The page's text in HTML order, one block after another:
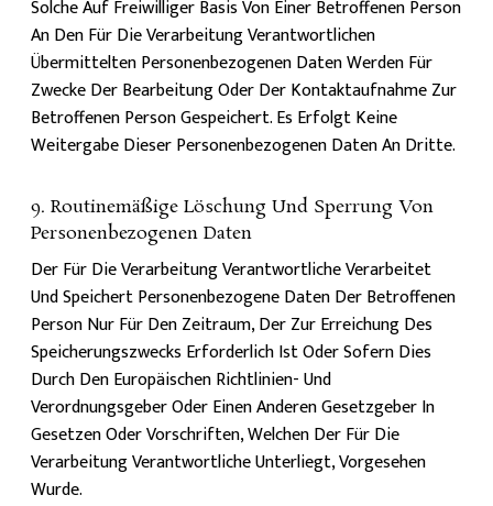
Solche Auf Freiwilliger Basis Von Einer Betroffenen Person
An Den Für Die Verarbeitung Verantwortlichen
Übermittelten Personenbezogenen Daten Werden Für
Zwecke Der Bearbeitung Oder Der Kontaktaufnahme Zur
Betroffenen Person Gespeichert. Es Erfolgt Keine
Weitergabe Dieser Personenbezogenen Daten An Dritte.
9. Routinemäßige Löschung Und Sperrung Von
Personenbezogenen Daten
Der Für Die Verarbeitung Verantwortliche Verarbeitet
Und Speichert Personenbezogene Daten Der Betroffenen
Person Nur Für Den Zeitraum, Der Zur Erreichung Des
Speicherungszwecks Erforderlich Ist Oder Sofern Dies
Durch Den Europäischen Richtlinien- Und
Verordnungsgeber Oder Einen Anderen Gesetzgeber In
Gesetzen Oder Vorschriften, Welchen Der Für Die
Verarbeitung Verantwortliche Unterliegt, Vorgesehen
Wurde.